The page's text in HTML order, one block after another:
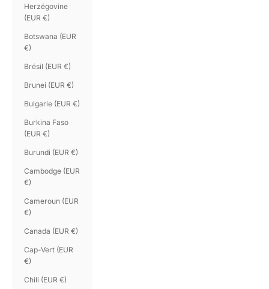
Herzégovine
(EUR €)
Botswana (EUR
€)
Brésil (EUR €)
Brunei (EUR €)
Bulgarie (EUR €)
Burkina Faso
(EUR €)
Burundi (EUR €)
Cambodge (EUR
€)
Cameroun (EUR
€)
Canada (EUR €)
Cap-Vert (EUR
€)
Chili (EUR €)